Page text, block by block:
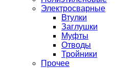
Электросварные
Втулки
Заглушки
Муфты
Отводы
Тройники
Прочее